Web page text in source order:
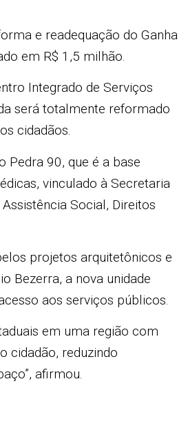
e readequação do Ganha
em R$ 1,5 milhão.
Integrado de Serviços
será totalmente reformado
cidadãos.
Pedra 90, que é a base
vinculado à Secretaria
Social, Direitos
projetos arquitetônicos e
Bezerra, a nova unidade
aos serviços públicos.
em uma região com
cidadão, reduzindo
afirmou.